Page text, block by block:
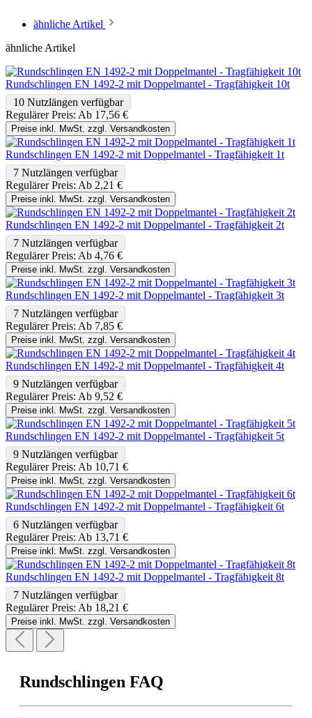
ähnliche Artikel
ähnliche Artikel
Rundschlingen EN 1492-2 mit Doppelmantel - Tragfähigkeit 10t
10 Nutzlängen verfügbar
Regulärer Preis: Ab 17,56 €
Preise inkl. MwSt. zzgl. Versandkosten
Rundschlingen EN 1492-2 mit Doppelmantel - Tragfähigkeit 1t
7 Nutzlängen verfügbar
Regulärer Preis: Ab 2,21 €
Preise inkl. MwSt. zzgl. Versandkosten
Rundschlingen EN 1492-2 mit Doppelmantel - Tragfähigkeit 2t
7 Nutzlängen verfügbar
Regulärer Preis: Ab 4,76 €
Preise inkl. MwSt. zzgl. Versandkosten
Rundschlingen EN 1492-2 mit Doppelmantel - Tragfähigkeit 3t
7 Nutzlängen verfügbar
Regulärer Preis: Ab 7,85 €
Preise inkl. MwSt. zzgl. Versandkosten
Rundschlingen EN 1492-2 mit Doppelmantel - Tragfähigkeit 4t
9 Nutzlängen verfügbar
Regulärer Preis: Ab 9,52 €
Preise inkl. MwSt. zzgl. Versandkosten
Rundschlingen EN 1492-2 mit Doppelmantel - Tragfähigkeit 5t
9 Nutzlängen verfügbar
Regulärer Preis: Ab 10,71 €
Preise inkl. MwSt. zzgl. Versandkosten
Rundschlingen EN 1492-2 mit Doppelmantel - Tragfähigkeit 6t
6 Nutzlängen verfügbar
Regulärer Preis: Ab 13,71 €
Preise inkl. MwSt. zzgl. Versandkosten
Rundschlingen EN 1492-2 mit Doppelmantel - Tragfähigkeit 8t
7 Nutzlängen verfügbar
Regulärer Preis: Ab 18,21 €
Preise inkl. MwSt. zzgl. Versandkosten
Rundschlingen FAQ